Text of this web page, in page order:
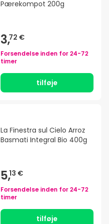
Pærekompot 200g
3,72 €
Forsendelse inden for 24-72
timer
tilføje
La Finestra sul Cielo Arroz
Basmati Integral Bio 400g
5,13 €
Forsendelse inden for 24-72
timer
tilføje